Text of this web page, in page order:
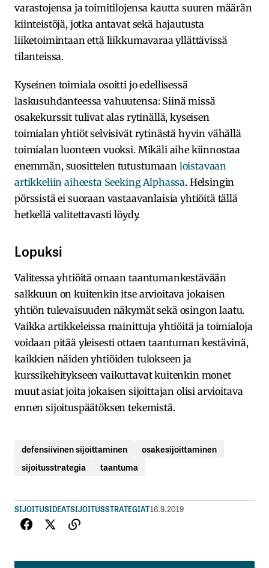
varastojensa ja toimitilojensa kautta suuren määrän
kiinteistöjä, jotka antavat sekä hajautusta
liiketoimintaan että liikkumavaraa yllättävissä
tilanteissa.
Kyseinen toimiala osoitti jo edellisessä
laskusuhdanteessa vahuutensa: Siinä missä
osakekurssit tulivat alas rytinällä, kyseisen
toimialan yhtiöt selvisivät rytinästä hyvin vähällä
toimialan luonteen vuoksi. Mikäli aihe kiinnostaa
enemmän, suosittelen tutustumaan loistavaan
artikkeliin aiheesta Seeking Alphassa. Helsingin
pörssistä ei suoraan vastaavanlaisia yhtiöitä tällä
hetkellä valitettavasti löydy.
Lopuksi
Valitessa yhtiöitä omaan taantumankestävään
salkkuun on kuitenkin itse arvioitava jokaisen
yhtiön tulevaisuuden näkymät sekä osingon laatu.
Vaikka artikkeleissa mainittuja yhtiöitä ja toimialoja
voidaan pitää yleisesti ottaen taantuman kestävinä,
kaikkien näiden yhtiöiden tulokseen ja
kurssikehitykseen vaikuttavat kuitenkin monet
muut asiat joita jokaisen sijoittajan olisi arvioitava
ennen sijoituspäätöksen tekemistä.
defensiivinen sijoittaminen
osakesijoittaminen
sijoitusstrategia
taantuma
SIJOITUSIDEATSIJOITUSSTRATEGIAT16.9.2019